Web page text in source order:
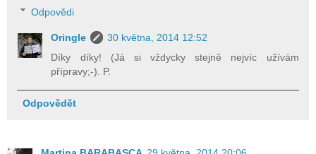
Odpovědi
Oringle
30 května, 2014 12:52
Díky díky! (Já si vždycky stejně nejvíc užívám
přípravy;-). P.
Odpovědět